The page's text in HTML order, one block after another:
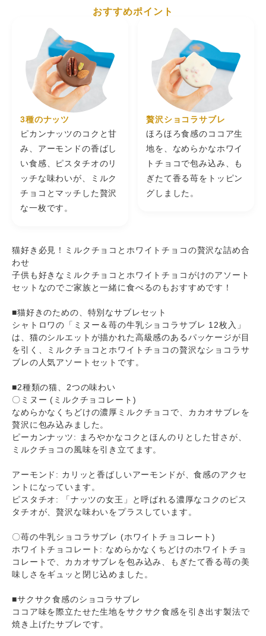
シャトロワ株式会社 +FCH 神戸市中央区港島南町4-6-4
り寄せしました。１枚で食べ応えもあり見た目もかわい
お気に入りです。
大国主 ★★★★★ （5）
先日、アニバーサリーギフトとして、こちらの商品を選ば
せていただきました、先方の方には喜んでいただきまし
た、ありがとうございます もしも、1つだけ改善してもら
えるとありがたいと思うのは、注文時にも問い合わせさせ
ていただいた「メッセージカード」を追加別料金を取って
いただいて構いませんので、付けれるようにしてもらえれ
ば、と思います
2026/03/05
ミミ ★★★★★
（5）
職場に持っていったら美味しすぎて皆から何処で買った
の！？って聞かれました。今まで食べたサブレの中で一番
に美味しいと言えるのがこちらです。
2026/01/02
おすすめポイント
3種のナッツ
ピカンナッツのコクと甘
み、アーモンドの香ばし
い食感、ピスタチオのリ
ッチな味わいが、ミルク
チョコとマッチした贅沢
な一枚です。
贅沢ショコラサブレ
ほろほろ食感のココア生
地を、なめらかなホワイ
トチョコで包み込み、も
ぎたて香る苺をトッピン
グしました。
猫好き必見！ミルクチョコとホワイトチョコの贅沢な詰め合
わせ
子供も好きなミルクチョコとホワイトチョコがけのアソート
セットなのでご家族と一緒に食べるのもおすすめです！
■猫好きのための、特別なサブレセット
シャトロワの「ミヌー＆苺の牛乳ショコラサブレ 12枚入」
は、猫のシルエットが描かれた高級感のあるパッケージが目
を引く、ミルクチョコとホワイトチョコの贅沢なショコラサ
ブレの人気アソートセットです。
■2種類の猫、2つの味わい
〇ミヌー (ミルクチョコレート)
なめらかなくちどけの濃厚ミルクチョコで、カカオサブレを
贅沢に包み込みました。
ピーカンナッツ: まろやかなコクとほんのりとした甘さが、
ミルクチョコの風味を引き立てます。
アーモンド: カリッと香ばしいアーモンドが、食感のアクセ
ントになっています。
ピスタチオ: 「ナッツの女王」と呼ばれる濃厚なコクのピス
タチオが、贅沢な味わいをプラスしています。
〇苺の牛乳ショコラサブレ (ホワイトチョコレート)
ホワイトチョコレート: なめらかなくちどけのホワイトチョ
コレートで、カカオサブレを包み込み、もぎたて香る苺の美
味しさをギュッと閉じ込めました。
■サクサク食感のショコラサブレ
ココア味を際立たせた生地をサクサク食感を引き出す製法で
焼き上げたサブレです。